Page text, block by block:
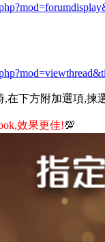
在下方附加選項,揀
效果更佳!💯